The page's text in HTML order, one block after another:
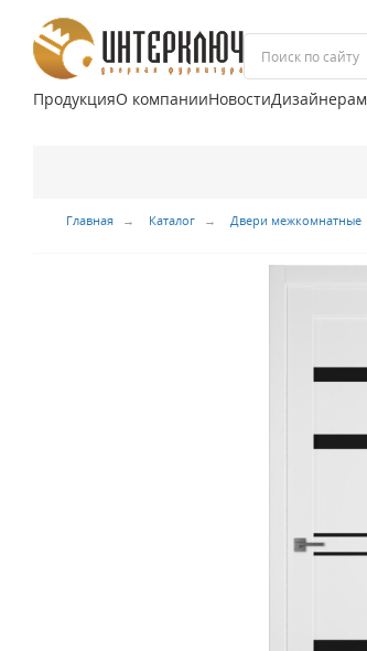
ПродукцияО компанииНовостиДизайнерам
Главная Каталог Двери межкомнатные